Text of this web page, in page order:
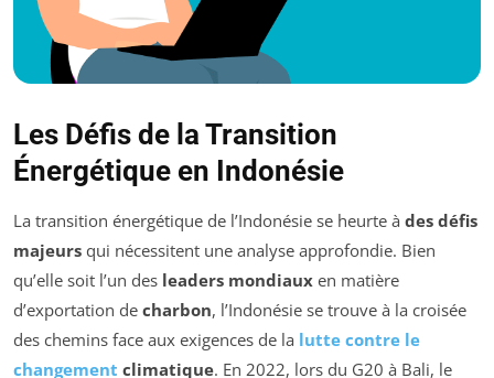
Les Défis de la Transition
Énergétique en Indonésie
La transition énergétique de l’Indonésie se heurte à des défis
majeurs qui nécessitent une analyse approfondie. Bien
qu’elle soit l’un des leaders mondiaux en matière
d’exportation de charbon, l’Indonésie se trouve à la croisée
des chemins face aux exigences de la lutte contre le
changement climatique. En 2022, lors du G20 à Bali, le